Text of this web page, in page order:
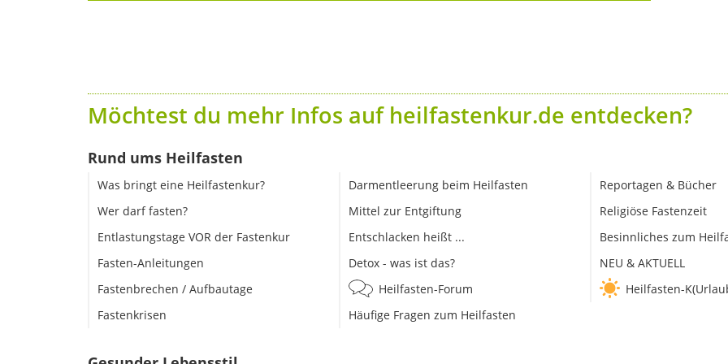
Möchtest du mehr Infos auf heilfastenkur.de entdecken?
Rund ums Heilfasten
Was bringt eine Heilfastenkur?
Wer darf fasten?
Entlastungstage VOR der Fastenkur
Fasten-Anleitungen
Fastenbrechen / Aufbautage
Fastenkrisen
Darmentleerung beim Heilfasten
Mittel zur Entgiftung
Entschlacken heißt ...
Detox - was ist das?
Heilfasten-Forum
Häufige Fragen zum Heilfasten
Reportagen & Bücher
Religiöse Fastenzeit
Besinnliches zum
NEU & AKTUELL
Heilfasten-